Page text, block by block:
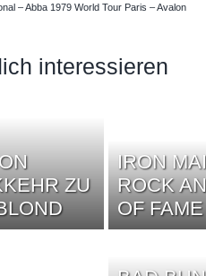
– Abba 1979 World Tour Paris – Avalon
interessieren
ZU
IRON
ROCK
OF FAME